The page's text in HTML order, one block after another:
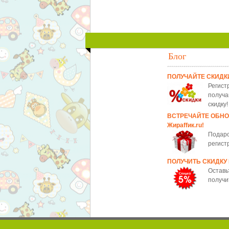
Блог
ПОЛУЧАЙТЕ
скидку!
ВСТРЕЧАЙТЕ
Жираffик.ru!
ПОЛУЧИТЬ